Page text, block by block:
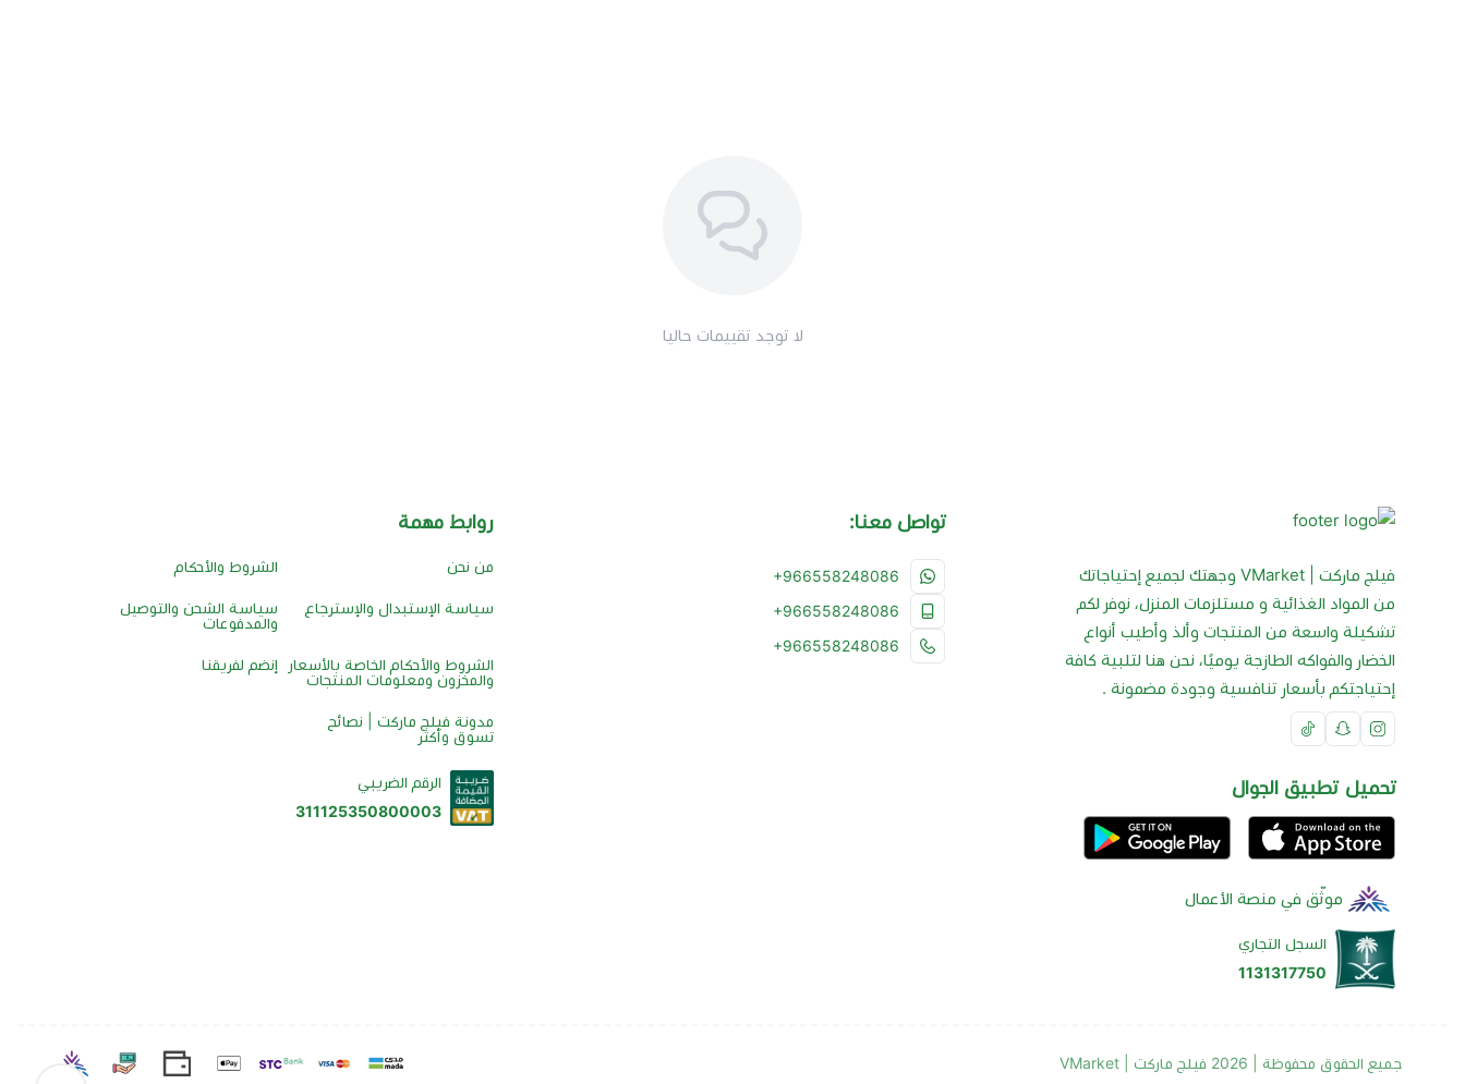
لا توجد تقييمات حاليا
فيلج ماركت | VMarket وجهتك لجميع إحتياجاتك
من المواد الغذائية و مستلزمات المنزل، نوفر لكم
تشكيلة واسعة من المنتجات وألذ وأطيب أنواع
الخضار والفواكه الطازجة يوميًا، نحن هنا لتلبية كافة
إحتياجتكم بأسعار تنافسية وجودة مضمونة .
تحميل تطبيق الجوال
موثّق في منصة الأعمال
السجل التجاري
1131317750
تواصل معنا:
+966558248086
+966558248086
+966558248086
روابط مهمة
من نحن الشروط والأحكام
سياسة الإستبدال والإسترجاع
سياسة الشحن والتوصيل
والمدفوعات
الشروط والأحكام الخاصة بالأسعار
والمخزون ومعلومات المنتجات
إنضم لفريقنا
مدونة فيلج ماركت | نصائح
تسوق وأكثر
الرقم الضريبي
311125350800003
جميع الحقوق محفوظة | 2026 فيلج ماركت | VMarket